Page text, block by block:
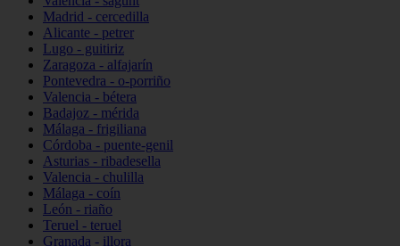
Madrid - cercedilla
Alicante - petrer
Lugo - guitiriz
Zaragoza - alfajarín
Pontevedra - o-porriño
Valencia - bétera
Badajoz - mérida
Málaga - frigiliana
Córdoba - puente-genil
Asturias - ribadesella
Valencia - chulilla
Málaga - coín
León - riaño
Teruel - teruel
Granada - illora